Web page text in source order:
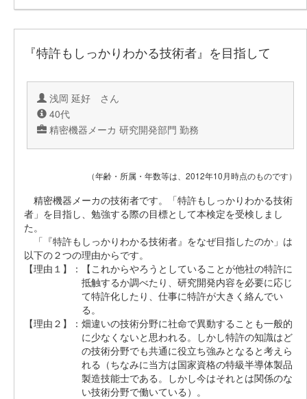
『特許もしっかりわかる技術者』を目指して
浅岡 延好 さん
40代
精密機器メーカ 研究開発部門 勤務
（年齢・所属・年数等は、2012年10月時点のものです）
精密機器メーカの技術者です。「特許もしっかりわかる技術
者」を目指し、勉強する際の目標として本検定を受検しまし
た。
「『特許もしっかりわかる技術者』をなぜ目指したのか」は
以下の２つの理由からです。
【理由１】：
【これからやろうとしていることが他社の特許に
抵触するか調べたり、研究開発内容を必要に応じ
て特許化したり、仕事に特許が大きく絡んでい
る。
【理由２】： 畑違いの技術分野に社命で異動することも一般的
に少なくないと思われる。しかし特許の知識はど
の技術分野でも共通に役立ち強みとなると考えら
れる（ちなみに当方は国家資格の特級半導体製品
製造技能士である。しかし今はそれとは関係のな
い技術分野で働いている）。